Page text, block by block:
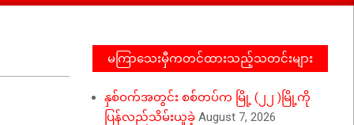
မကြာသေးမှီကတင်ထားသည့်သတင်းများ
နှစ်ဝက်အတွင်း စစ်တပ်က မြို့ (၂၂ )မြို့ကို
ပြန်လည်သိမ်းယူခဲ့ August 7, 2026